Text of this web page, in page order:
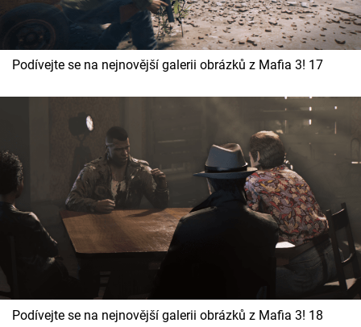
Podívejte se na nejnovější galerii obrázků z Mafia 3! 17
Podívejte se na nejnovější galerii obrázků z Mafia 3! 18